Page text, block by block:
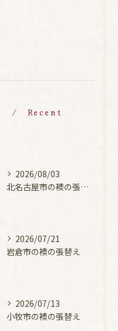
Recent
2026/08/03
北名古屋市の襖の張替え
2026/07/21
岩倉市の襖の張替え
2026/07/13
小牧市の襖の張替え